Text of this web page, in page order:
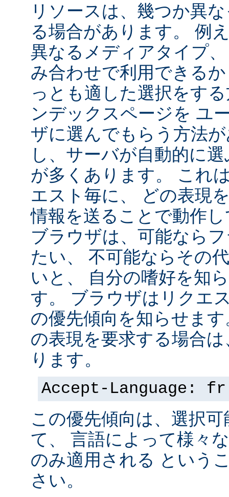
リソースは、幾つか異
る場合があります。 例
異なるメディアタイプ
み合わせで利用できる
っとも適した選択をす
ンデックスページを ユ
ザに選んでもらう方法
し、サーバが自動的に
が多くあります。 これ
エスト毎に、 どの表現
情報を送ることで動作
ブラウザは、可能なら
たい、 不可能ならその
いと、 自分の嗜好を知
す。 ブラウザはリクエ
の優先傾向を知らせま
の表現を要求する場合
ります。
Accept-Language: fr
この優先傾向は、選択
て、 言語によって様々
のみ適用される という
さい。